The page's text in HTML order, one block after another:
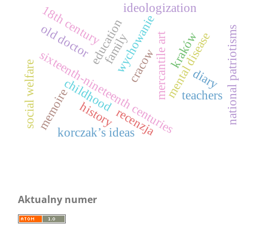
mercantile art
sixteenth-nineteenth centuries
cracow
childhood
education
family mental disease
18th century
kraków
recenzja
wychowanie
teachers
ideologization
diary
memoire history national patriotisms
social welfare
old doctor
korczak’s ideas
Aktualny numer